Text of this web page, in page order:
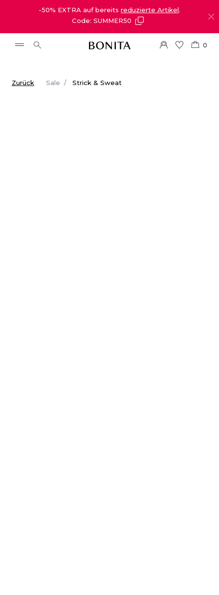
-50% EXTRA auf bereits reduzierte Artikel.
Code: SUMMER50
0
Zurück Sale Strick & Sweat